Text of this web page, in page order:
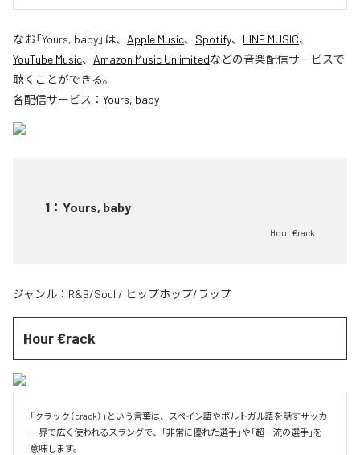
なお「Yours, baby」は、 Apple Music、 Spotify、 LINE MUSIC、
YouTube Music、 Amazon Music Unlimitedなどの音楽配信サービスで
聴くことができる。
各配信サービス： Yours, baby
1 ： Yours, baby
Hour €rack
ジャンル： R&B/Soul / ヒップホップ/ラップ
Hour €rack
「クラック（crack）」という言葉は、スペイン語やポルトガル語を話すサッカ
ー界で広く使われるスラングで、「非常に優れた選手」や「超一流の選手」を
意味します。